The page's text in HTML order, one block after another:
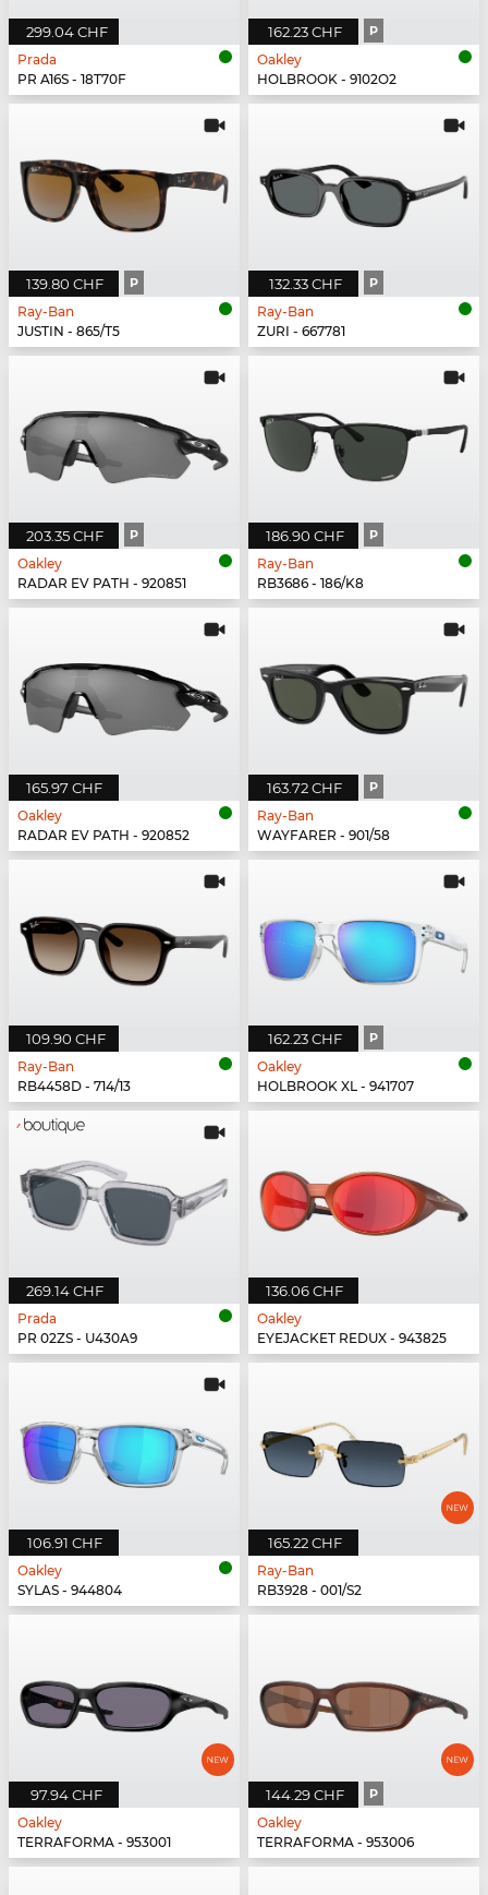
299.04 CHF
Prada
PR A16S - 18T70F
162.23 CHF P
Oakley
HOLBROOK - 9102O2
139.80 CHF P
Ray-Ban
JUSTIN - 865/T5
132.33 CHF P
Ray-Ban
ZURI - 667781
203.35 CHF P
Oakley
RADAR EV PATH - 920851
186.90 CHF P
Ray-Ban
RB3686 - 186/K8
165.97 CHF
Oakley
RADAR EV PATH - 920852
163.72 CHF P
Ray-Ban
WAYFARER - 901/58
109.90 CHF
Ray-Ban
RB4458D - 714/13
162.23 CHF P
Oakley
HOLBROOK XL - 941707
269.14 CHF
Prada
PR 02ZS - U430A9
136.06 CHF
Oakley
EYEJACKET REDUX - 943825
106.91 CHF
Oakley
SYLAS - 944804
165.22 CHF
Ray-Ban
RB3928 - 001/S2
97.94 CHF
Oakley
TERRAFORMA - 953001
144.29 CHF P
Oakley
TERRAFORMA - 953006